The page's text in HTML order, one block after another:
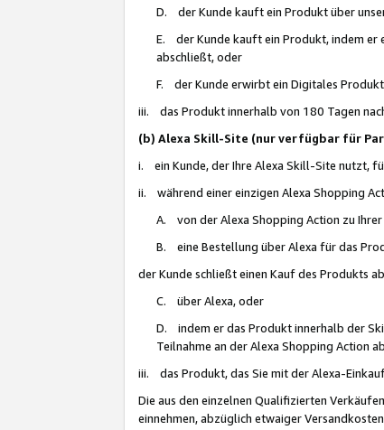
D. der Kunde kauft ein Produkt über
E. der Kunde kauft ein Produkt, indem er
abschließt, oder
F. der Kunde erwirbt ein Digitales
iii. das Produkt innerhalb von 180 Tagen
(b) Alexa Skill-Site (nur verfügbar für
i. ein Kunde, der Ihre Alexa Skill-Site nutzt,
ii. während einer einzigen Alexa Shopping
A. von der Alexa Shopping Action zu
B. eine Bestellung über Alexa für das
der Kunde schließt einen Kauf des Produkts
C. über Alexa, oder
D. indem er das Produkt innerhalb der
Teilnahme an der Alexa Shopping Action
iii. das Produkt, das Sie mit der Alexa-
Die aus den einzelnen Qualifizierten Verkäufen
einnehmen, abzüglich etwaiger